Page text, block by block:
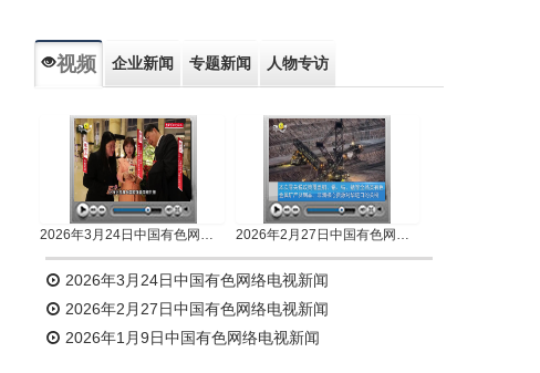
视频 企业新闻 专题新闻 人物专访
2026年3月24日中国有色网络电视新闻 2026年2月27日中国有色网络电视新闻
2026年3月24日中国有色网络电视新闻
2026年2月27日中国有色网络电视新闻
2026年1月9日中国有色网络电视新闻